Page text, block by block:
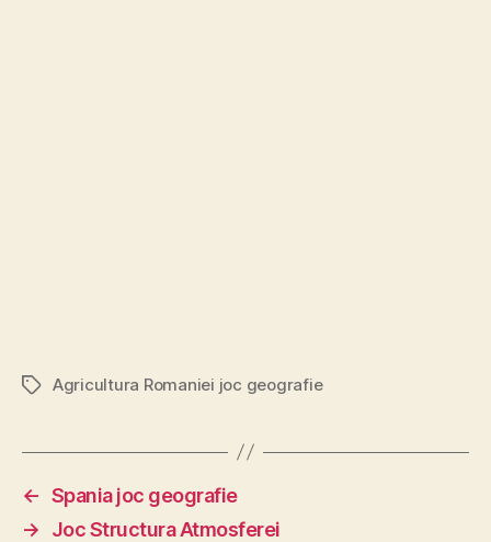
EticheteAgricultura Romaniei joc geografie
← Spania joc geografie
→
Joc Structura Atmosferei